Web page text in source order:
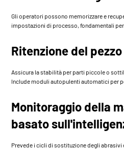
Gli operatori possono memorizzare e
impostazioni di processo, fondamentali per
Ritenzione del
Assicura la stabilità per parti piccole o
Include moduli autopulenti automatici per
Monitoraggio della
basato
Prevede i cicli di sostituzione degli abrasivi